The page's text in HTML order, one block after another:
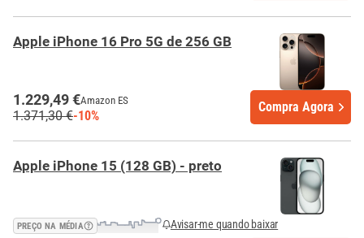
Apple iPhone 16 Pro 5G de 256 GB
1.229,49 €Amazon ES
1.371,30 €-10%
Compra Agora
Apple iPhone 15 (128 GB) - preto
PREÇO NA MÉDIA Avisar-me quando baixar